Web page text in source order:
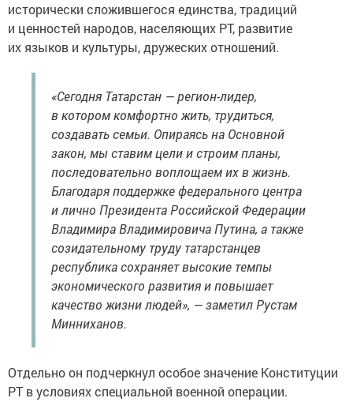
исторически сложившегося единства, традиций
и ценностей народов, населяющих РТ, развитие
их языков и культуры, дружеских отношений.
«Сегодня Татарстан — регион-лидер,
в котором комфортно жить, трудиться,
создавать семьи. Опираясь на Основной
закон, мы ставим цели и строим планы,
последовательно воплощаем их в жизнь.
Благодаря поддержке федерального центра
и лично Президента Российской Федерации
Владимира Владимировича Путина, а также
созидательному труду татарстанцев
республика сохраняет высокие темпы
экономического развития и повышает
качество жизни людей», — заметил Рустам
Минниханов.
Отдельно он подчеркнул особое значение Конституции
РТ в условиях специальной военной операции.